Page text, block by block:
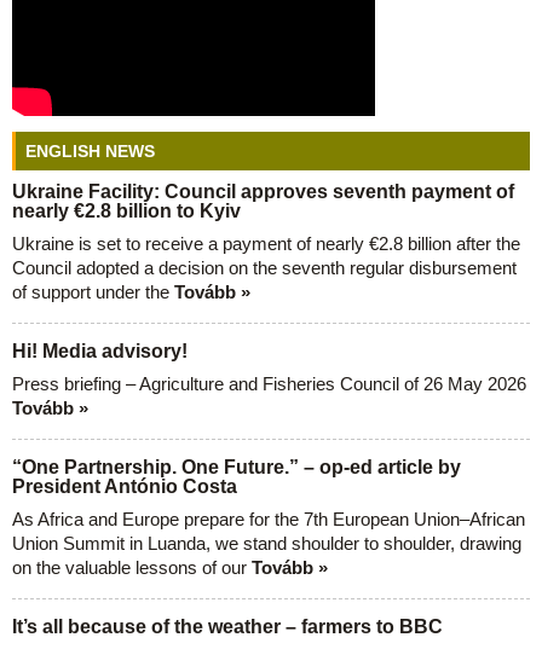
ENGLISH NEWS
Ukraine Facility: Council approves seventh payment of
nearly €2.8 billion to Kyiv
Ukraine is set to receive a payment of nearly €2.8 billion after the
Council adopted a decision on the seventh regular disbursement
of support under the Tovább »
Hi! Media advisory!
Press briefing – Agriculture and Fisheries Council of 26 May 2026
Tovább »
“One Partnership. One Future.” – op-ed article by
President António Costa
As Africa and Europe prepare for the 7th European Union–African
Union Summit in Luanda, we stand shoulder to shoulder, drawing
on the valuable lessons of our Tovább »
It’s all because of the weather – farmers to BBC